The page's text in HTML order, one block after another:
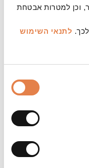
וכן למטרות אבטחת
לתנאי השימוש